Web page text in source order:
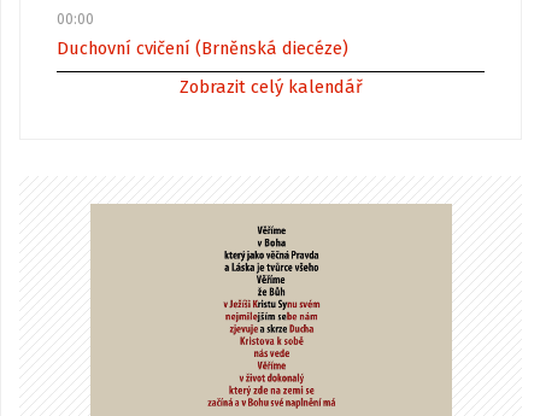
00:00
Duchovní cvičení (Brněnská diecéze)
Zobrazit celý kalendář